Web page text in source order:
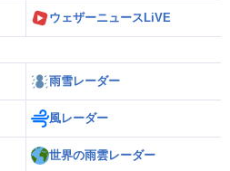
ウェザーニュースLiVE
雨雪レーダー
風レーダー
世界の雨雲レーダー